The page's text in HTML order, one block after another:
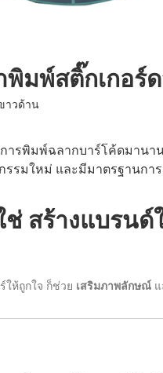
พิมพ์สติ๊กเกอร์
าวด้าน
ารพิมพ์ฉลากบาร์โค้ดมานา
รรมใหม่ และมีมาตรฐานกา
ช่ สร้างแบรนด์
ให้ถูกใจ ก็ช่วย เสริมภาพลักษณ์